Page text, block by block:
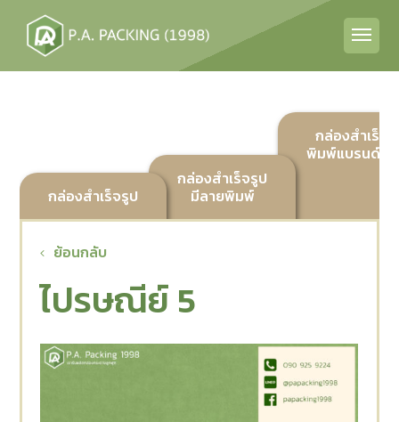
กล่องสำเร็จรูป
กล่องสำเร็จรูป
มีลายพิมพ์
กล่องสำเร็จ
พิมพ์แบรนด์ลู
ย้อนกลับ
ไปรษณีย์ 5